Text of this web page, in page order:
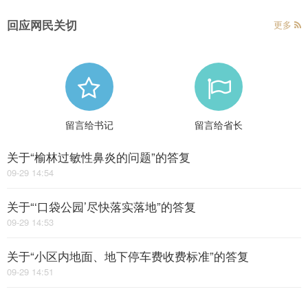
回应网民关切 更多
留言给书记 留言给省长
关于“榆林过敏性鼻炎的问题”的答复
09-29 14:54
关于“‘口袋公园’尽快落实落地”的答复
09-29 14:53
关于“小区内地面、地下停车费收费标准”的答复
09-29 14:51